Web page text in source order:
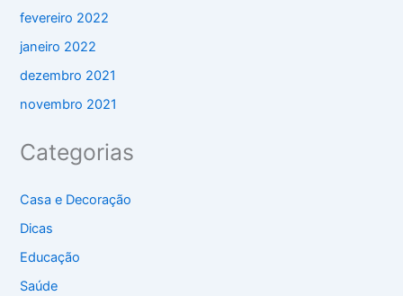
fevereiro 2022
janeiro 2022
dezembro 2021
novembro 2021
Categorias
Casa e Decoração
Dicas
Educação
Saúde